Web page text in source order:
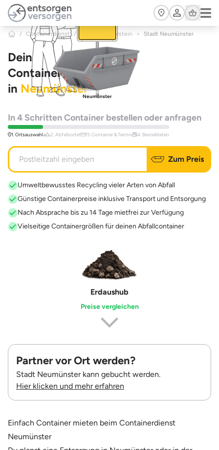
Zum Hauptinhalt springen
Cart
/ Containerdienst / Schleswig-Holstein > Stadt Neumünster
Dein
Containerdienst
in Neumünster
Neumünster
In 4 Schritten Container bestellen oder anfragen
1. Ortsauswahl 2. Abfallsorte 3. Container & Termin 4. Bestelldaten
Zum Preis
Umweltbewusstes Recycling vieler Arten von Abfall
Günstige Containerpreise inklusive Transport und Entsorgung
Nach Absprache bis zu 14 Tage mietfrei zur Verfügung
Vielseitige Containergrößen für deinen Abfallcontainer
Erdaushub
Preise vergleichen
Partner vor Ort werden?
Stadt Neumünster kann gebucht werden.
Hier klicken und mehr erfahren
Einfach Container mieten beim Containerdienst
Neumünster